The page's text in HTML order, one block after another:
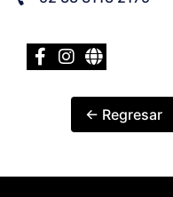
← Regresar